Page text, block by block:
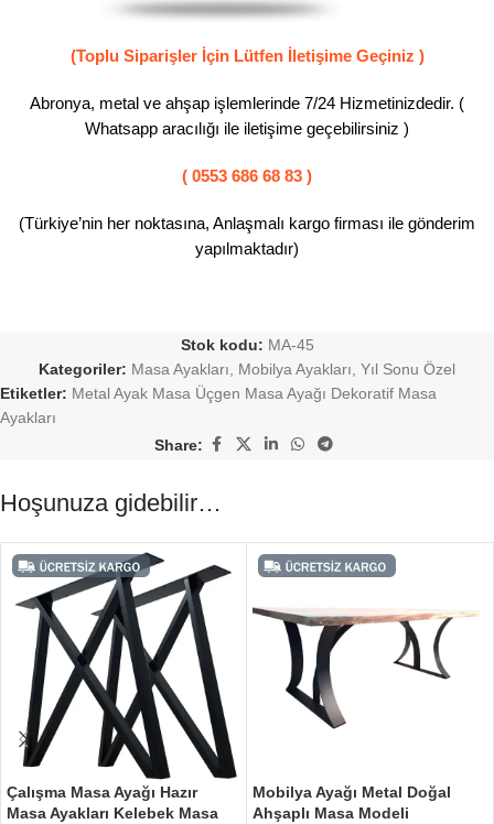
(Toplu Siparişler İçin Lütfen İletişime Geçiniz )
Abronya, metal ve ahşap işlemlerinde 7/24 Hizmetinizdedir. (
Whatsapp aracılığı ile iletişime geçebilirsiniz )
( 0553 686 68 83 )
(Türkiye’nin her noktasına, Anlaşmalı kargo firması ile gönderim
yapılmaktadır)
Stok kodu: MA-45
Kategoriler: Masa Ayakları, Mobilya Ayakları, Yıl Sonu Özel
Etiketler: Metal Ayak Masa Üçgen Masa Ayağı Dekoratif Masa
Ayakları
Share:
Hoşunuza gidebilir…
Çalışma Masa Ayağı Hazır
Masa Ayakları Kelebek Masa
Mobilya Ayağı Metal Doğal
Ahşaplı Masa Modeli